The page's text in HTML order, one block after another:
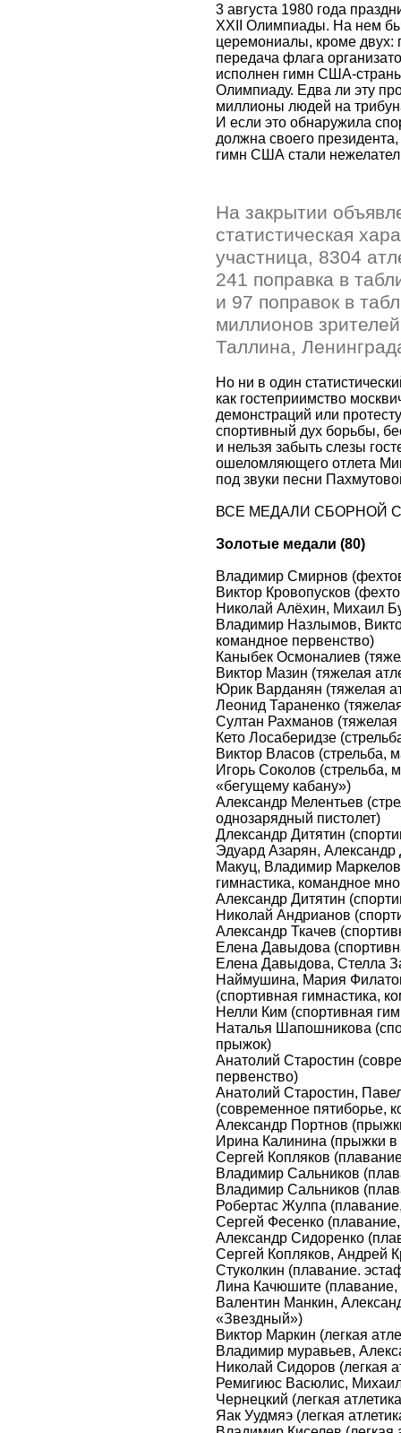
3 августа 1980 года
XXII Олимпиады. На нем
церемониалы, кроме
передача флага
исполнен гимн США-
Олимпиаду. Едва ли эту
миллионы людей на
И если это обнаружила
должна своего
гимн США стали
На закрытии
статистическая
участница, 8304
241 поправка в
и 97 поправок в
миллионов
Таллина,
Но ни в один
как гостеприимство
демонстраций или
спортивный дух борьбы,
и нельзя забыть слезы
ошеломляющего отлета
под звуки песни
ВСЕ МЕДАЛИ СБОРНОЙ
Золотые медали (80)
Владимир Смирнов
Виктор Кровопусков
Николай Алёхин, Михаил
Владимир Назлымов,
командное первенство)
Каныбек Осмоналиев
Виктор Мазин (тяжелая
Юрик Варданян (тяжелая
Леонид Тараненко
Султан Рахманов (тяжелая
Кето Лосаберидзе
Виктор Власов (стрельба,
Игорь Соколов (стрельба,
«бегущему кабану»)
Александр Мелентьев
однозарядный пистолет)
Длександр Дитятин
Эдуард Азарян,
Макуц, Владимир
гимнастика, командное
Александр Дитятин
Николай Андрианов
Александр Ткачев
Елена Давыдова
Елена Давыдова, Стелла
Наймушина, Мария
(спортивная гимнастика,
Нелли Ким (спортивная
Наталья Шапошникова
прыжок)
Анатолий Старостин
первенство)
Анатолий Старостин,
(современное пятиборье,
Александр Портнов
Ирина Калинина (прыжки в
Сергей Копляков
Владимир Сальников
Владимир Сальников
Робертас Жулпа
Сергей Фесенко
Александр Сидоренко
Сергей Копляков, Андрей
Стуколкин (плавание.
Лина Качюшите (плавание,
Валентин Манкин,
«Звездный»)
Виктор Маркин (легкая
Владимир муравьев,
Николай Сидоров (легкая
Ремигиюс Васюлис,
Чернецкий (легкая
Яак Уудмяэ (легкая